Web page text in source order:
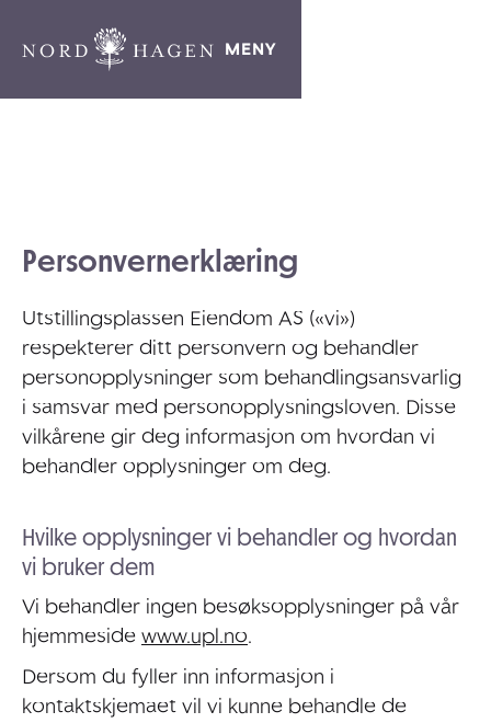
MENY
Personvernerklæring
Utstillingsplassen Eiendom AS («vi»)
respekterer ditt personvern og behandler
personopplysninger som behandlingsansvarlig
i samsvar med personopplysningsloven. Disse
vilkårene gir deg informasjon om hvordan vi
behandler opplysninger om deg.
Hvilke opplysninger vi behandler og hvordan
vi bruker dem
Vi behandler ingen besøksopplysninger på vår
hjemmeside www.upl.no.
Dersom du fyller inn informasjon i
kontaktskjemaet vil vi kunne behandle de